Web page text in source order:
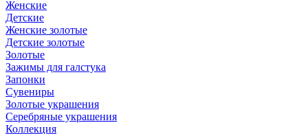
Женские
Детские
Женские золотые
Детские золотые
Золотые
Зажимы для галстука
Запонки
Сувениры
Золотые украшения
Серебряные украшения
Коллекция